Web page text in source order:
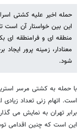
حمله اخیر علیه کشتی
این بین خواستار آن است
منطقه ای و فرامنطقه ای
معنادار، زمینه پرور
شود.
با حمله به کشتی مرسر
است. اتهام زنی تعداد
برابر تهران به نمایش می
این است که چنین اقدامی